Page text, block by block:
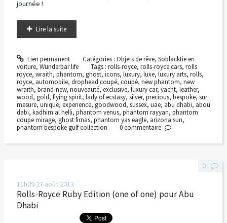
journée !
Lire la suite
Lien permanent Catégories : Objets de rêve, Soblacktie en
voiture, Wunderbar life Tags :rolls-royce,rolls-royce cars,rolls
royce, wraith, phantom, ghost, icons, luxury, luxe, luxury arts, rolls,
royce, automobile, drophead coupé, coupé, new phantom, new
wraith, brand-new, nouveauté, exclusive, luxury car, yacht, leather,
wood, gold, flying spirit, lady of ecstasy, silver, precious, bespoke, sur
mesure, unique, experience, goodwood, sussex, uae, abu dhabi, abou
dabi, kadhim al helli, phantom venus, phantom rayyan, phantom
coupe mirage, ghost firnas, phantom yas eagle, arizona sun,
phantom bespoke gulf collection
0commentaire
11h29 27 août 2013
Rolls-Royce Ruby Edition (one of one) pour Abu
Dhabi
0